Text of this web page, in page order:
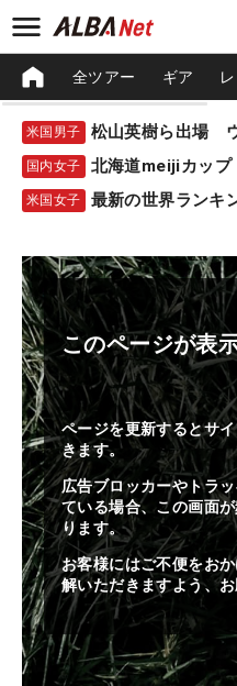
全ツアー ギア
米国男子
国内女子 北海道meijiカッ
米国女子 最新の世界ランキ
このページが表
ページを更新するとサ
きます。
広告ブロッカーやトラ
ている場合、この画面
ります。
お客様にはご不便をお
解いただきますよう、